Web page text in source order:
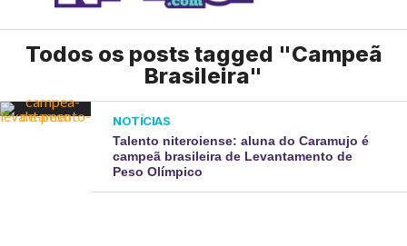
Todos os posts tagged "Campeã
Brasileira"
NOTÍCIAS
Talento niteroiense: aluna do Caramujo é
campeã brasileira de Levantamento de
Peso Olímpico